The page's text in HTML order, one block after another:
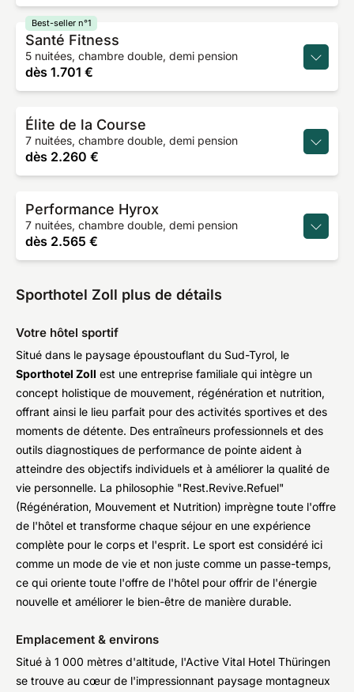
Santé Fitness
5 nuitées, chambre double, demi pension
dès 1.701 €
Best-seller n°1
Élite de la Course
7 nuitées, chambre double, demi pension
dès 2.260 €
Performance Hyrox
7 nuitées, chambre double, demi pension
dès 2.565 €
Sporthotel Zoll plus de détails
Votre hôtel sportif
Situé dans le paysage époustouflant du Sud-Tyrol, le
Sporthotel Zoll est une entreprise familiale qui intègre un
concept holistique de mouvement, régénération et nutrition,
offrant ainsi le lieu parfait pour des activités sportives et des
moments de détente. Des entraîneurs professionnels et des
outils diagnostiques de performance de pointe aident à
atteindre des objectifs individuels et à améliorer la qualité de
vie personnelle. La philosophie "Rest.Revive.Refuel"
(Régénération, Mouvement et Nutrition) imprègne toute l'offre
de l'hôtel et transforme chaque séjour en une expérience
complète pour le corps et l'esprit. Le sport est considéré ici
comme un mode de vie et non juste comme un passe-temps,
ce qui oriente toute l'offre de l'hôtel pour offrir de l'énergie
nouvelle et améliorer le bien-être de manière durable.
Emplacement & environs
Situé à 1 000 mètres d'altitude, l'Active Vital Hotel Thüringen
se trouve au cœur de l'impressionnant paysage montagneux